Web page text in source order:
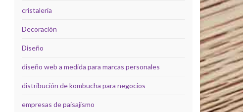
cristalería
Decoración
Diseño
diseño web a medida para marcas personales
distribución de kombucha para negocios
empresas de paisajismo